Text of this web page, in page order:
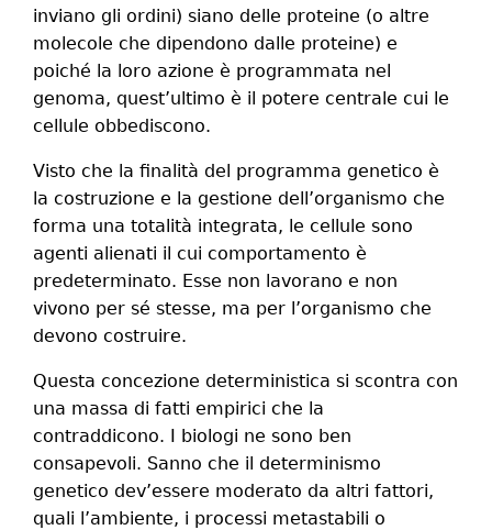
inviano gli ordini) siano delle proteine (o altre
molecole che dipendono dalle proteine) e
poiché la loro azione è programmata nel
genoma, quest’ultimo è il potere centrale cui le
cellule obbediscono.
Visto che la finalità del programma genetico è
la costruzione e la gestione dell’organismo che
forma una totalità integrata, le cellule sono
agenti alienati il cui comportamento è
predeterminato. Esse non lavorano e non
vivono per sé stesse, ma per l’organismo che
devono costruire.
Questa concezione deterministica si scontra con
una massa di fatti empirici che la
contraddicono. I biologi ne sono ben
consapevoli. Sanno che il determinismo
genetico dev’essere moderato da altri fattori,
quali l’ambiente, i processi metastabili o